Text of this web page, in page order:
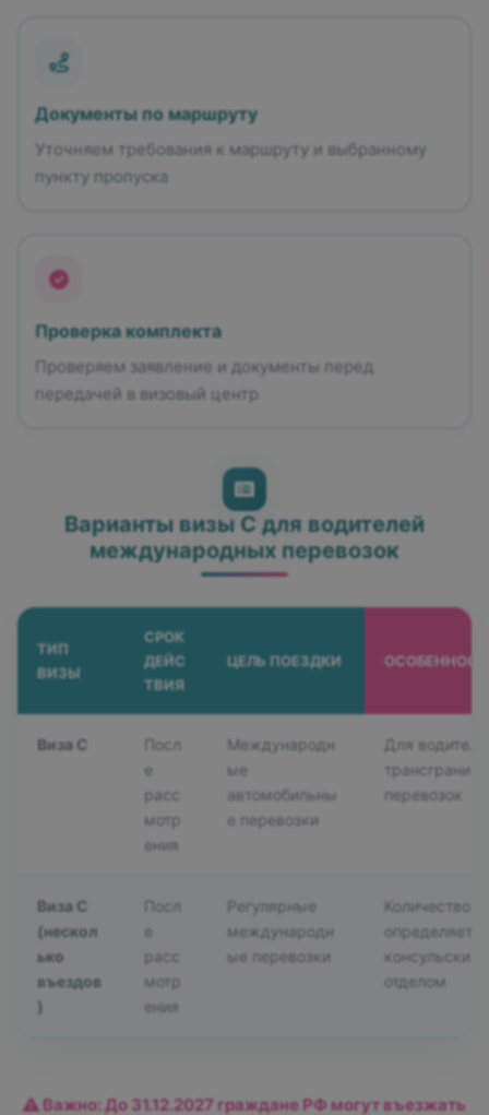
Документы по маршруту
Уточняем требования к маршруту и выбранному
пункту пропуска
Проверка комплекта
Проверяем заявление и документы перед
передачей в визовый центр
Варианты визы C для водителей
международных перевозок
ТИП
ВИЗЫ
СРОК
ДЕЙС
ТВИЯ
ЦЕЛЬ ПОЕЗДКИ
Виза C
Посл
е
расс
мотр
ения
Международн
ые
автомобильны
е перевозки
Для
перевозок
Виза C
(нескол
ько
въездов
)
Посл
е
расс
мотр
ения
Регулярные
международн
ые перевозки
Количество
определяется
консульским
отделом
Важно: До 31.12.2027 граждане РФ могут въезжать